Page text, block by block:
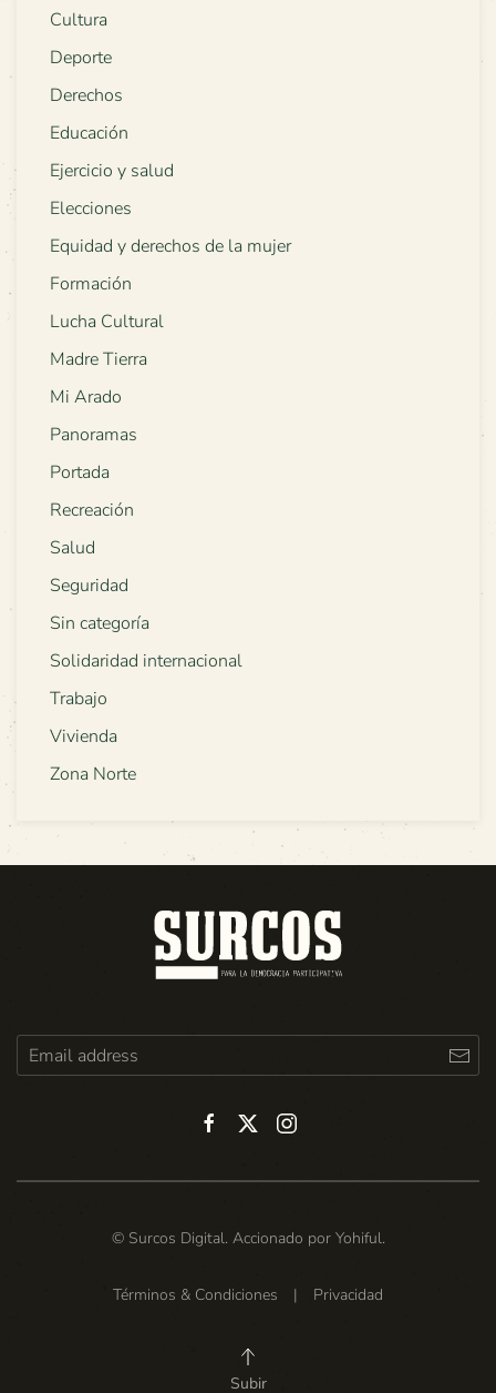
Cultura
Deporte
Derechos
Educación
Ejercicio y salud
Elecciones
Equidad y derechos de la mujer
Formación
Lucha Cultural
Madre Tierra
Mi Arado
Panoramas
Portada
Recreación
Salud
Seguridad
Sin categoría
Solidaridad internacional
Trabajo
Vivienda
Zona Norte
© Surcos Digital. Accionado por Yohiful.
Términos & Condiciones | Privacidad
Subir